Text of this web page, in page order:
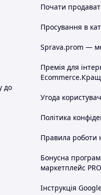
до
Почати
Просування в
Sprava.prom —
Премія для
Угода
Політика
Правила роботи
Бонусна
маркетплейс
Інструкція